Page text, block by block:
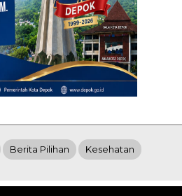
Berita Pilihan Kesehatan